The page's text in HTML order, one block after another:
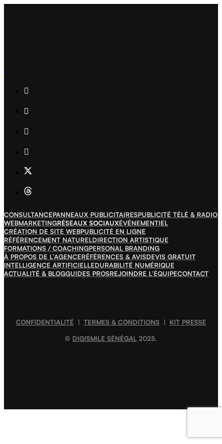
CONSULTANCEPANNEAUX PUBLICITAIRESPUBLICITÉ TÉLÉ & RADIO
WEBMARKETINGRÉSEAUX SOCIAUXÉVÉNEMENTIEL
CRÉATION DE SITE WEBPUBLICITÉ EN LIGNE
RÉFÉRENCEMENT NATURELDIRECTION ARTISTIQUE
FORMATIONS / COACHINGPERSONAL BRANDING
À PROPOS DE L’AGENCERÉFÉRENCES & AVISDEVIS GRATUIT
INTELLIGENCE ARTIFICIELLEDURABILITÉ NUMÉRIQUE
ACTUALITÉ & BLOGGUIDES PROSREJOINDRE L’ÉQUIPECONTACT
CONFIDENTIALITÉ | TERMES & CONDITIONS | KIT PRESSE
© DIGISMILE SÉNÉGAL 2025.